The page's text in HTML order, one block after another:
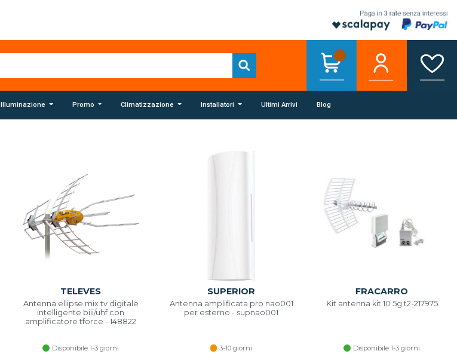
Illuminazione Promo Climatizzazione Installatori Ultimi Arrivi Blog
TELEVES
Antenna ellipse mix tv digitale
intelligente biii/uhf con
amplificatore tforce - 148822
Disponibile 1-3 giorni
SUPERIOR
Antenna amplificata pro nao001
per esterno - supnao001
3-10 giorni
FRACARRO
Kit antenna kit 10 5g t2-217975
Disponibile 1-3 giorni